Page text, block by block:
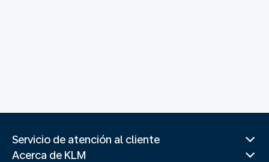
Servicio de atención al cliente
Acerca de KLM